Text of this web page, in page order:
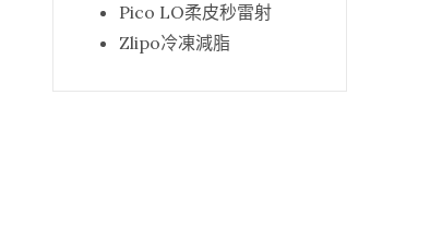
Pico LO柔皮秒雷射
Zlipo冷凍減脂